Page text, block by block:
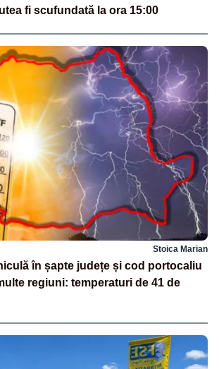
fi scufundată la ora 15:00
Stoica Marian
în șapte județe și cod portocaliu
regiuni: temperaturi de 41 de